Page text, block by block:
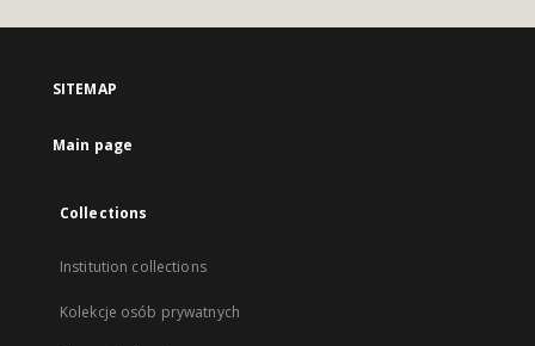
SITEMAP
Main page
Collections
Institution collections
Kolekcje osób prywatnych